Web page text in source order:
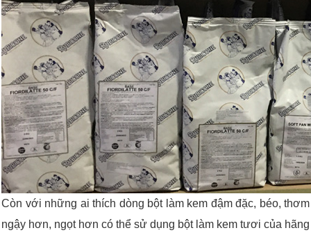
Còn với những ai thích dòng bột làm kem đậm đặc, béo, thơm
ngậy hơn, ngọt hơn có thể sử dụng bột làm kem tươi của hãng